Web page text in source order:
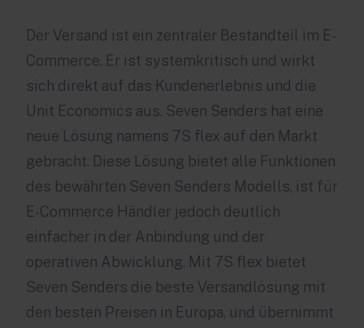
Der Versand ist ein zentraler Bestandteil im E-
Commerce. Er ist systemkritisch und wirkt
sich direkt auf das Kundenerlebnis und die
Unit Economics aus. Seven Senders hat eine
neue Lösung namens 7S flex auf den Markt
gebracht. Diese Lösung bietet alle Funktionen
des bewährten Seven Senders Modells, ist für
E-Commerce Händler jedoch deutlich
einfacher in der Anbindung und der
operativen Abwicklung. Mit 7S flex bietet
Seven Senders die beste Versandlösung mit
den besten Preisen in Europa, und übernimmt